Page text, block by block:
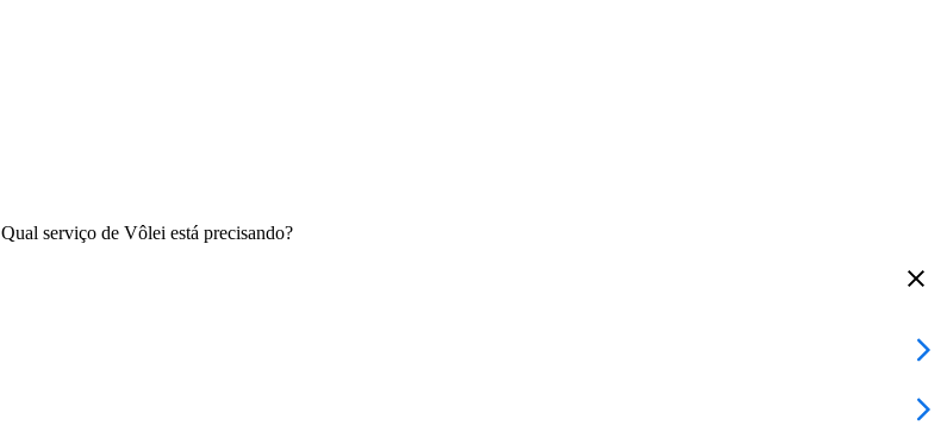
Qual serviço de Vôlei está precisando?